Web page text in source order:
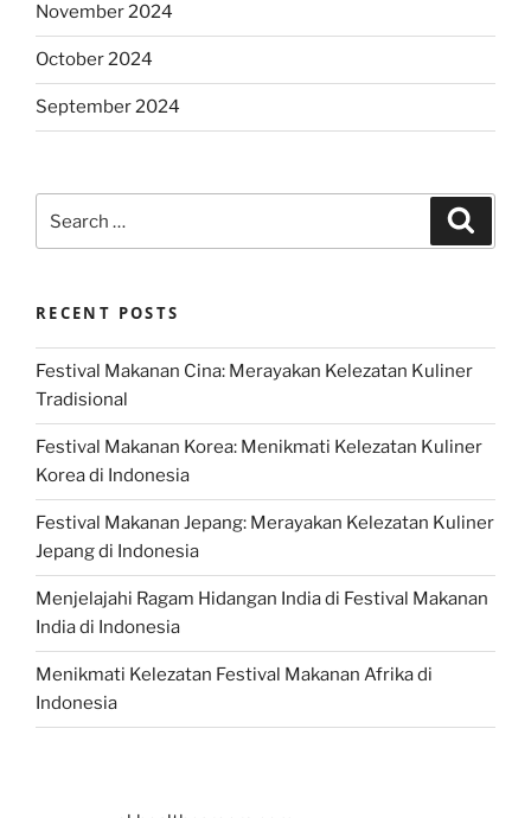
November 2024
October 2024
September 2024
for:
RECENT POSTS
Festival Makanan Cina: Merayakan Kelezatan Kuliner
Tradisional
Festival Makanan Korea: Menikmati Kelezatan Kuliner
Korea di Indonesia
Festival Makanan Jepang: Merayakan Kelezatan Kuliner
Jepang di Indonesia
Menjelajahi Ragam Hidangan India di Festival Makanan
India di Indonesia
Menikmati Kelezatan Festival Makanan Afrika di
Indonesia